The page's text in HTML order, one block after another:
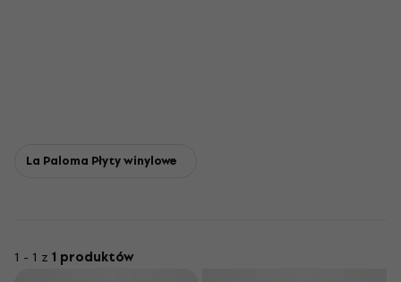
La Paloma Płyty winylowe
1 - 1 z 1 produktów